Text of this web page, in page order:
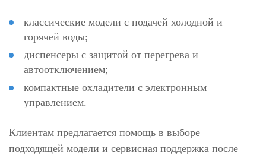
классические модели с подачей холодной и
горячей воды;
диспенсеры с защитой от перегрева и
автоотключением;
компактные охладители с электронным
управлением.
Клиентам предлагается помощь в выборе
подходящей модели и сервисная поддержка после